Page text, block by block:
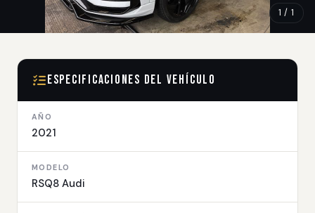
1 / 1
Especificaciones del Vehículo
AÑO
2021
MODELO
RSQ8 Audi